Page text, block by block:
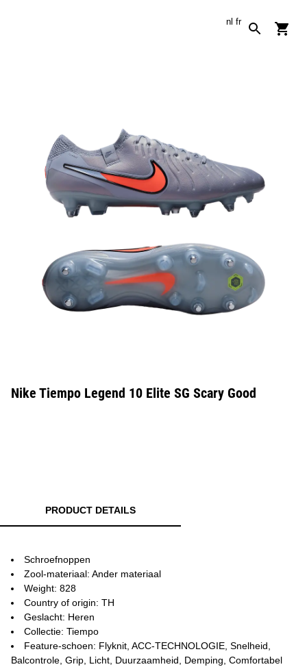
nl fr
Nike Tiempo Legend 10 Elite SG Scary Good
PRODUCT DETAILS
Schroefnoppen
Zool-materiaal: Ander materiaal
Weight: 828
Country of origin: TH
Geslacht: Heren
Collectie: Tiempo
Feature-schoen: Flyknit, ACC-TECHNOLOGIE, Snelheid,
Balcontrole, Grip, Licht, Duurzaamheid, Demping, Comfortabel